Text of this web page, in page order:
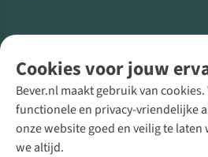
Cookies voor jouw
Bever.nl maakt gebruik van
functionele en privacy-vriendelijke
onze website goed en veilig te
we altijd.
Direct advies van een